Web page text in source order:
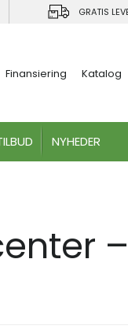
GRATIS
Finansiering Katalog
NYHEDER